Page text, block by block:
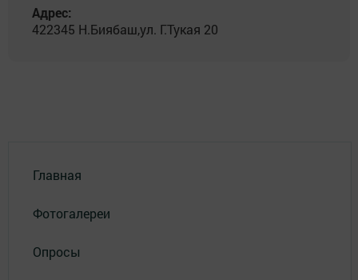
Адрес:
422345 Н.Биябаш,ул. Г.Тукая 20
Главная
Фотогалереи
Опросы